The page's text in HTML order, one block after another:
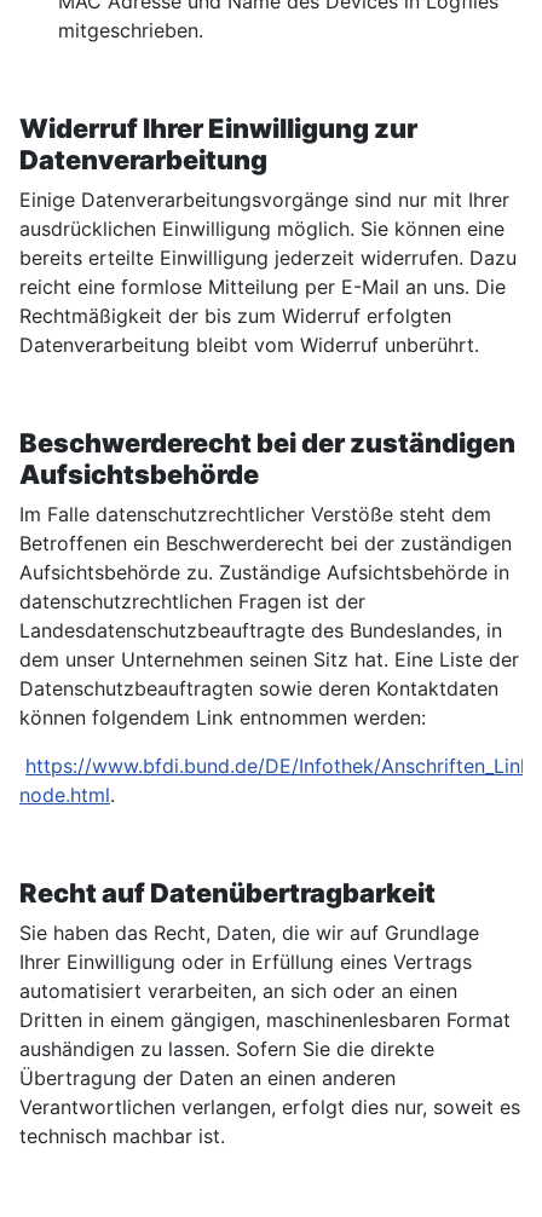
mitgeschrieben.
Widerruf Ihrer Einwilligung zur
Datenverarbeitung
Einige Datenverarbeitungsvorgänge sind nur mit Ihrer
ausdrücklichen Einwilligung möglich. Sie können eine
bereits erteilte Einwilligung jederzeit widerrufen. Dazu
reicht eine formlose Mitteilung per E-Mail an uns. Die
Rechtmäßigkeit der bis zum Widerruf erfolgten
Datenverarbeitung bleibt vom Widerruf unberührt.
Beschwerderecht bei der zuständigen
Aufsichtsbehörde
Im Falle datenschutzrechtlicher Verstöße steht dem
Betroffenen ein Beschwerderecht bei der zuständigen
Aufsichtsbehörde zu. Zuständige Aufsichtsbehörde in
datenschutzrechtlichen Fragen ist der
Landesdatenschutzbeauftragte des Bundeslandes, in
dem unser Unternehmen seinen Sitz hat. Eine Liste der
Datenschutzbeauftragten sowie deren Kontaktdaten
können folgendem Link entnommen werden:
https://www.bfdi.bund.de/DE/Infothek/
node.html.
Recht auf Datenübertragbarkeit
Sie haben das Recht, Daten, die wir auf Grundlage
Ihrer Einwilligung oder in Erfüllung eines Vertrags
automatisiert verarbeiten, an sich oder an einen
Dritten in einem gängigen, maschinenlesbaren Format
aushändigen zu lassen. Sofern Sie die direkte
Übertragung der Daten an einen anderen
Verantwortlichen verlangen, erfolgt dies nur, soweit es
technisch machbar ist.